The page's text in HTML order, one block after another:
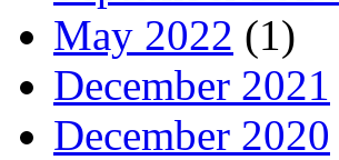
May 2022 (1)
December 2021
December 2020